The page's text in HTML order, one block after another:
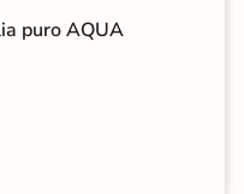
puro AQUA